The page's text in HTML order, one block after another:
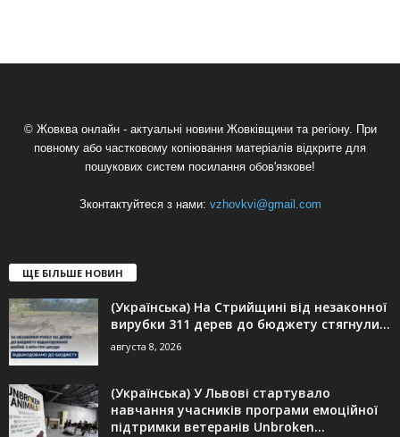
© Жовква онлайн - актуальні новини Жовківщини та регіону. При
повному або частковому копіювання матеріалів відкрите для
пошукових систем посилання обов'язкове!
Зконтактуйтеся з нами: vzhovkvi@gmail.com
ЩЕ БІЛЬШЕ НОВИН
(Українська) На Стрийщині від незаконної
вирубки 311 дерев до бюджету стягнули...
августа 8, 2026
(Українська) У Львові стартувало
навчання учасників програми емоційної
підтримки ветеранів Unbroken...